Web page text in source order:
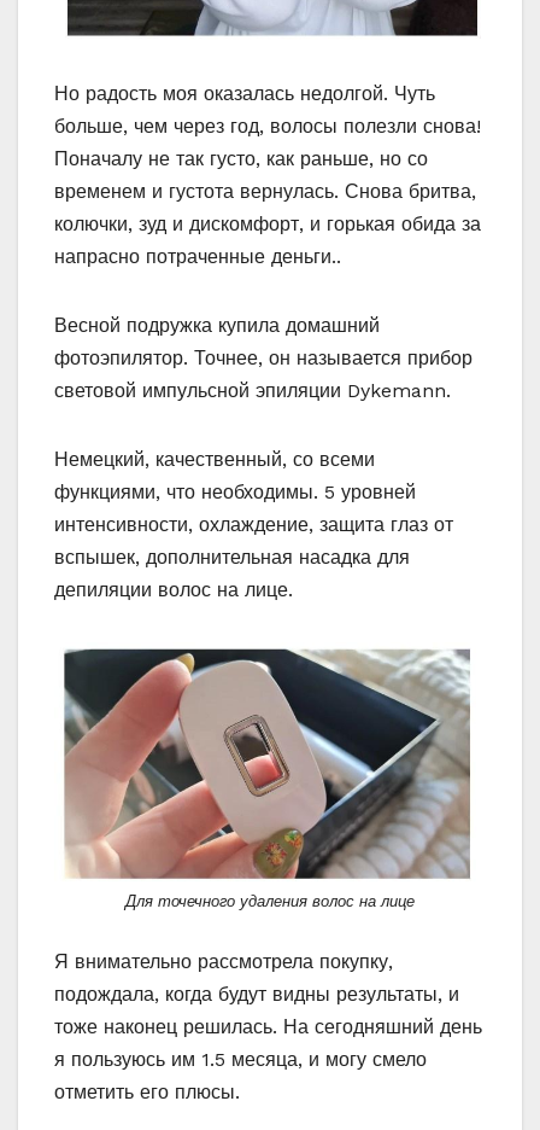
Но радость моя оказалась недолгой. Чуть
больше, чем через год, волосы полезли снова!
Поначалу не так густо, как раньше, но со
временем и густота вернулась. Снова бритва,
колючки, зуд и дискомфорт, и горькая обида за
напрасно потраченные деньги..
Весной подружка купила домашний
фотоэпилятор. Точнее, он называется прибор
световой импульсной эпиляции Dykemann.
Немецкий, качественный, со всеми
функциями, что необходимы. 5 уровней
интенсивности, охлаждение, защита глаз от
вспышек, дополнительная насадка для
депиляции волос на лице.
Для точечного удаления волос на лице
Я внимательно рассмотрела покупку,
подождала, когда будут видны результаты, и
тоже наконец решилась. На сегодняшний день
я пользуюсь им 1.5 месяца, и могу смело
отметить его плюсы.